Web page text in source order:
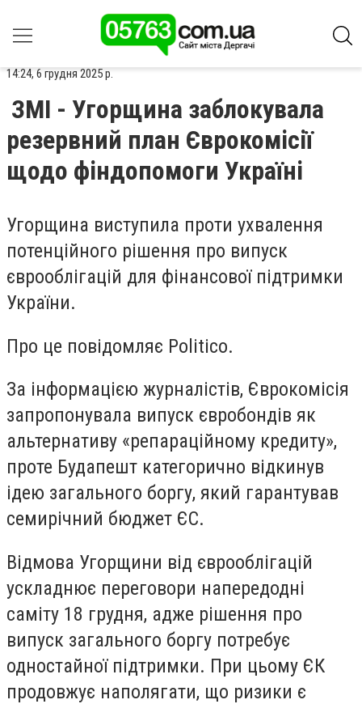
14:24, 6 грудня 2025 р.
ЗМІ - Угорщина заблокувала
резервний план Єврокомісії
щодо фіндопомоги Україні
Угорщина виступила проти ухвалення
потенційного рішення про випуск
єврооблігацій для фінансової підтримки
України.
Про це повідомляє Politico.
За інформацією журналістів, Єврокомісія
запропонувала випуск євробондів як
альтернативу «репараційному кредиту»,
проте Будапешт категорично відкинув
ідею загального боргу, який гарантував
семирічний бюджет ЄС.
Відмова Угорщини від єврооблігацій
ускладнює переговори напередодні
саміту 18 грудня, адже рішення про
випуск загального боргу потребує
одностайної підтримки. При цьому ЄК
продовжує наполягати, що ризики є